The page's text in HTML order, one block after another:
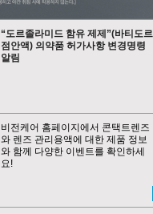
“도르졸라미드 함유 제제”(바티도르
점안액) 의약품 허가사항 변경명령
알림
비전케어 홈페이지에서 콘택트렌즈
와 렌즈 관리용액에 대한 제품 정보
와 함께 다양한 이벤트를 확인하세
요!